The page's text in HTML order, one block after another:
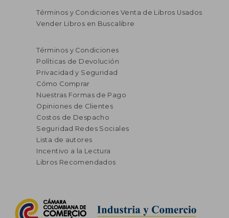
Términos y Condiciones Venta de Libros Usados
Vender Libros en Buscalibre
Términos y Condiciones
Políticas de Devolución
Privacidad y Seguridad
Cómo Comprar
Nuestras Formas de Pago
Opiniones de Clientes
Costos de Despacho
Seguridad Redes Sociales
Lista de autores
Incentivo a la Lectura
Libros Recomendados